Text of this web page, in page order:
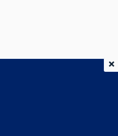
×